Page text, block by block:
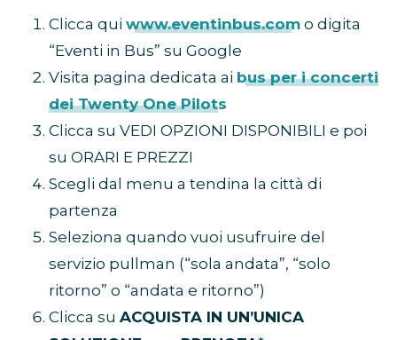
Clicca qui www.eventinbus.com o digita
“Eventi in Bus” su Google
Visita pagina dedicata ai bus per i concerti
dei Twenty One Pilots
Clicca su VEDI OPZIONI DISPONIBILI e poi
su ORARI E PREZZI
Scegli dal menu a tendina la città di
partenza
Seleziona quando vuoi usufruire del
servizio pullman (“sola andata”, “solo
ritorno” o “andata e ritorno”)
Clicca su ACQUISTA IN UN’UNICA